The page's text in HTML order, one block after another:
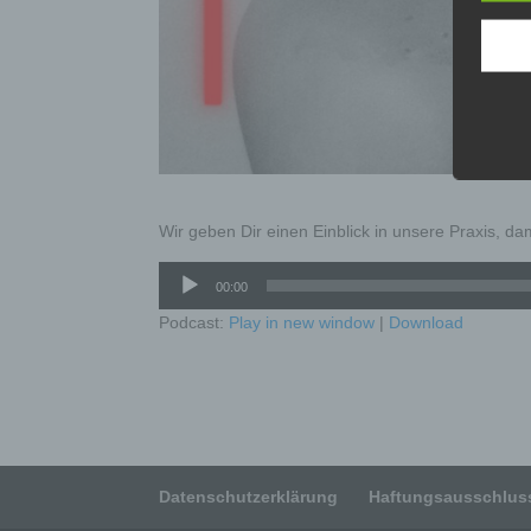
Wir geben Dir einen Einblick in unsere Praxis,
Audio-
00:00
Podcast: Play in new window | Download
Datenschutzerklärung
Aus
die
a)